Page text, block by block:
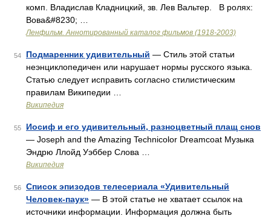
комп. Владислав Кладницкий, зв. Лев Вальтер. В ролях:
Вова&#8230; …
Ленфильм. Аннотированный каталог фильмов (1918-2003)
54 Подмаренник удивительный — Стиль этой статьи
неэнциклопедичен или нарушает нормы русского языка.
Статью следует исправить согласно стилистическим
правилам Википедии …
Википедия
55
Иосиф и его удивительный, разноцветный плащ снов
— Joseph and the Amazing Technicolor Dreamcoat Музыка
Эндрю Ллойд Уэббер Слова …
Википедия
56
Список эпизодов телесериала «Удивительный
Человек-паук» — В этой статье не хватает ссылок на
источники информации. Информация должна быть